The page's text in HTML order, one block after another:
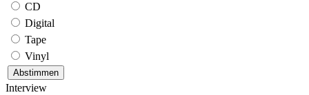
CD
Digital
Tape
Vinyl
Interview